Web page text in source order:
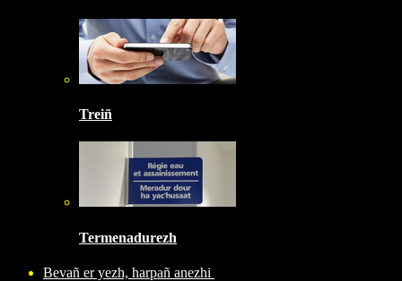
Treiñ
Termenadurezh
Bevañ er yezh, harpañ anezhi